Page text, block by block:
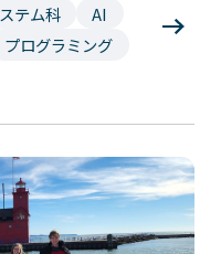
トマップ
テム科
AI
プログラミング